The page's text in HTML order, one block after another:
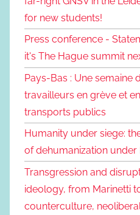
for new students!
Press conference -
it's The Hague summit
Pays-Bas : Une semaine
travailleurs en grève et
transports publics
Humanity under siege:
of dehumanization under
Transgression and
ideology, from Marinetti
counterculture,